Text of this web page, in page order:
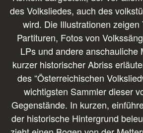
des Volksliedes, auch des
wird. Die Illustrationen zeigen
Partituren, Fotos von
LPs und andere anschauliche
kurzer historischer Abriss
des “Österreichischen
wichtigsten Sammler dieser
Gegenstände. In kurzen,
der historische Hintergrund